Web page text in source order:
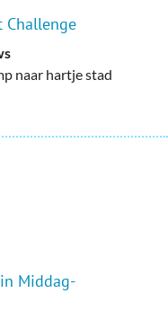
Challenge
naar hartje stad
Middag-